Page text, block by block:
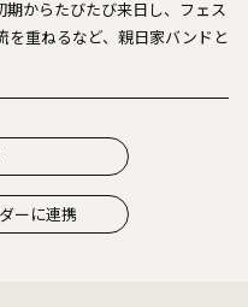
からたびたび来日し、フェス
を重ねるなど、親日家バンドと
ーに連携